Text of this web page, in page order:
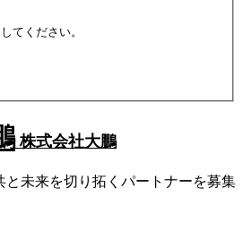
てください。
株式会社大鵬
と未来を切り拓くパートナーを募集